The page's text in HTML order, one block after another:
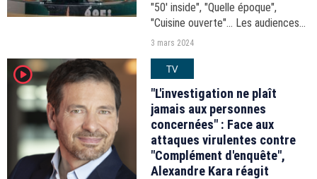
"50' inside", "Quelle époque",
"Cuisine ouverte"... Les audiences
de la journée du samedi 2 mars
3 mars 2024
player2 TV
"L'investigation ne plaît
jamais aux personnes
concernées" : Face aux
attaques virulentes contre
"Complément d'enquête",
Alexandre Kara réagit